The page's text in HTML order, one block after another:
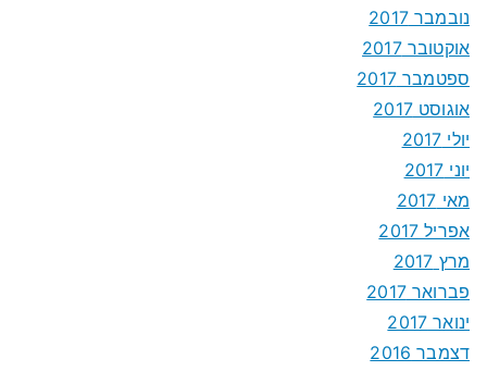
נובמבר 2017
אוקטובר 2017
ספטמבר 2017
אוגוסט 2017
יולי 2017
יוני 2017
מאי 2017
אפריל 2017
מרץ 2017
פברואר 2017
ינואר 2017
דצמבר 2016